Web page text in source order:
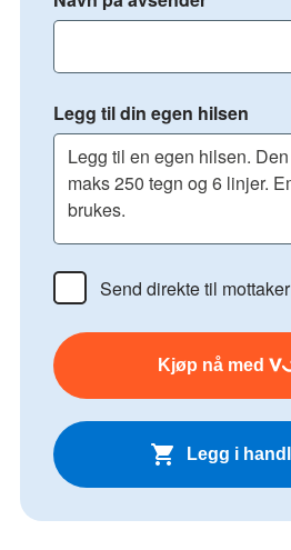
Legg til din egen hilsen
Send direkte til mottaker
Kjøp nå med
Legg i